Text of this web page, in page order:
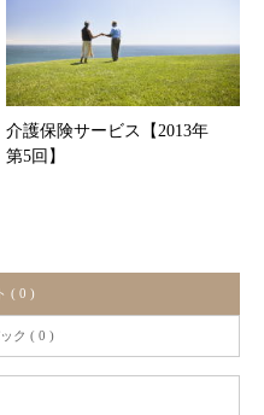
介護保険サービス【2013年
第5回】
( 0 )
ク ( 0 )